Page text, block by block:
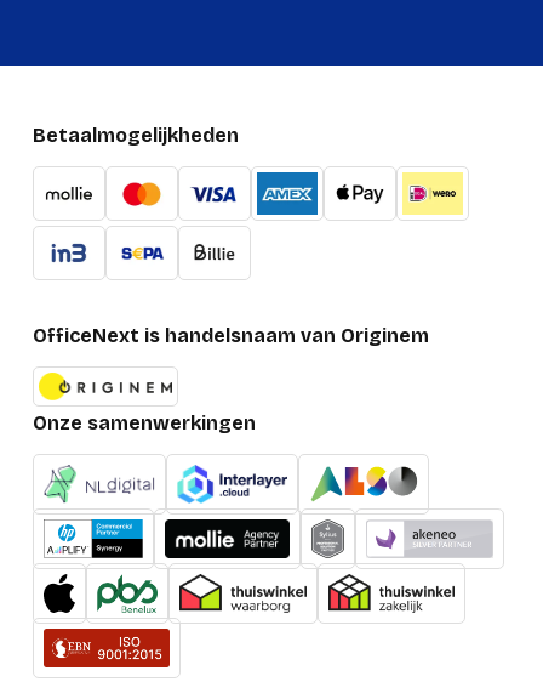
Betaalmogelijkheden
OfficeNext is handelsnaam van Originem
Onze samenwerkingen